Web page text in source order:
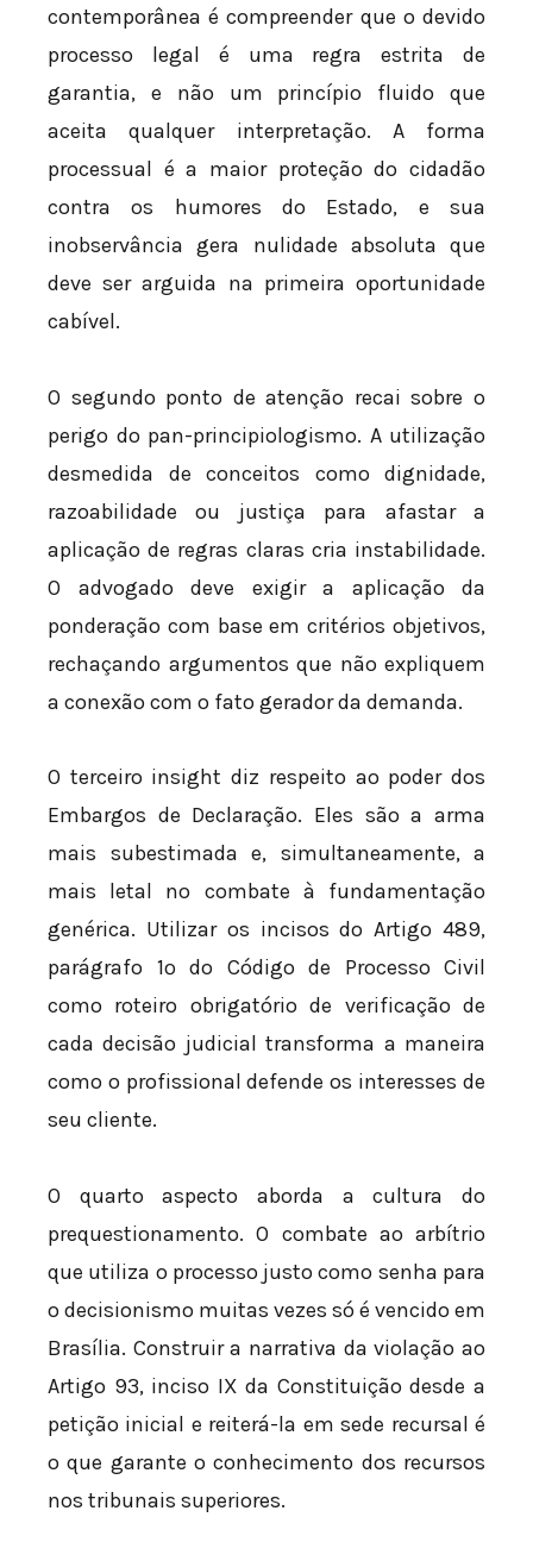
contemporânea é compreender que o devido
processo legal é uma regra estrita de
garantia, e não um princípio fluido que
aceita qualquer interpretação. A forma
processual é a maior proteção do cidadão
contra os humores do Estado, e sua
inobservância gera nulidade absoluta que
deve ser arguida na primeira oportunidade
cabível.
O segundo ponto de atenção recai sobre o
perigo do pan-principiologismo. A utilização
desmedida de conceitos como dignidade,
razoabilidade ou justiça para afastar a
aplicação de regras claras cria instabilidade.
O advogado deve exigir a aplicação da
ponderação com base em critérios objetivos,
rechaçando argumentos que não expliquem
a conexão com o fato gerador da demanda.
O terceiro insight diz respeito ao poder dos
Embargos de Declaração. Eles são a arma
mais subestimada e, simultaneamente, a
mais letal no combate à fundamentação
genérica. Utilizar os incisos do Artigo 489,
parágrafo 1º do Código de Processo Civil
como roteiro obrigatório de verificação de
cada decisão judicial transforma a maneira
como o profissional defende os interesses de
seu cliente.
O quarto aspecto aborda a cultura do
prequestionamento. O combate ao arbítrio
que utiliza o processo justo como senha para
o decisionismo muitas vezes só é vencido em
Brasília. Construir a narrativa da violação ao
Artigo 93, inciso IX da Constituição desde a
petição inicial e reiterá-la em sede recursal é
o que garante o conhecimento dos recursos
nos tribunais superiores.